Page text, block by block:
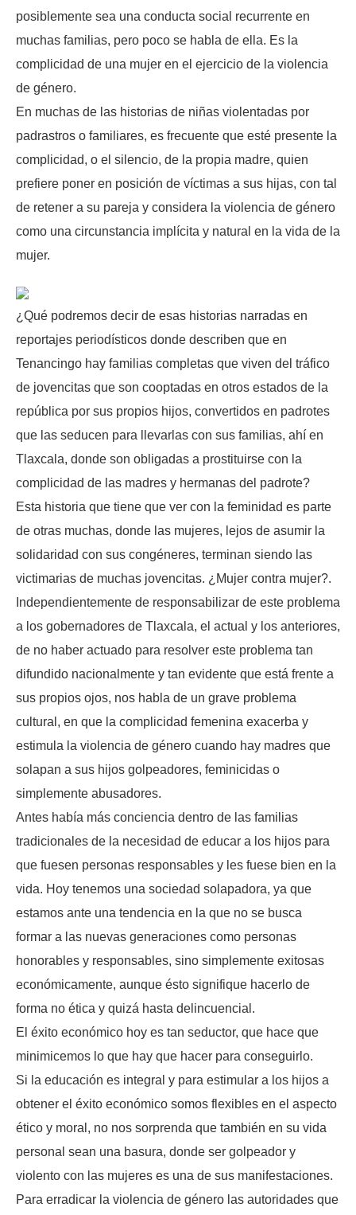
posiblemente sea una conducta social recurrente en
muchas familias, pero poco se habla de ella. Es la
complicidad de una mujer en el ejercicio de la violencia
de género.
En muchas de las historias de niñas violentadas por
padrastros o familiares, es frecuente que esté presente la
complicidad, o el silencio, de la propia madre, quien
prefiere poner en posición de víctimas a sus hijas, con tal
de retener a su pareja y considera la violencia de género
como una circunstancia implícita y natural en la vida de la
mujer.
¿Qué podremos decir de esas historias narradas en
reportajes periodísticos donde describen que en
Tenancingo hay familias completas que viven del tráfico
de jovencitas que son cooptadas en otros estados de la
república por sus propios hijos, convertidos en padrotes
que las seducen para llevarlas con sus familias, ahí en
Tlaxcala, donde son obligadas a prostituirse con la
complicidad de las madres y hermanas del padrote?
Esta historia que tiene que ver con la feminidad es parte
de otras muchas, donde las mujeres, lejos de asumir la
solidaridad con sus congéneres, terminan siendo las
victimarias de muchas jovencitas. ¿Mujer contra mujer?.
Independientemente de responsabilizar de este problema
a los gobernadores de Tlaxcala, el actual y los anteriores,
de no haber actuado para resolver este problema tan
difundido nacionalmente y tan evidente que está frente a
sus propios ojos, nos habla de un grave problema
cultural, en que la complicidad femenina exacerba y
estimula la violencia de género cuando hay madres que
solapan a sus hijos golpeadores, feminicidas o
simplemente abusadores.
Antes había más conciencia dentro de las familias
tradicionales de la necesidad de educar a los hijos para
que fuesen personas responsables y les fuese bien en la
vida. Hoy tenemos una sociedad solapadora, ya que
estamos ante una tendencia en la que no se busca
formar a las nuevas generaciones como personas
honorables y responsables, sino simplemente exitosas
económicamente, aunque ésto signifique hacerlo de
forma no ética y quizá hasta delincuencial.
El éxito económico hoy es tan seductor, que hace que
minimicemos lo que hay que hacer para conseguirlo.
Si la educación es integral y para estimular a los hijos a
obtener el éxito económico somos flexibles en el aspecto
ético y moral, no nos sorprenda que también en su vida
personal sean una basura, donde ser golpeador y
violento con las mujeres es una de sus manifestaciones.
Para erradicar la violencia de género las autoridades que